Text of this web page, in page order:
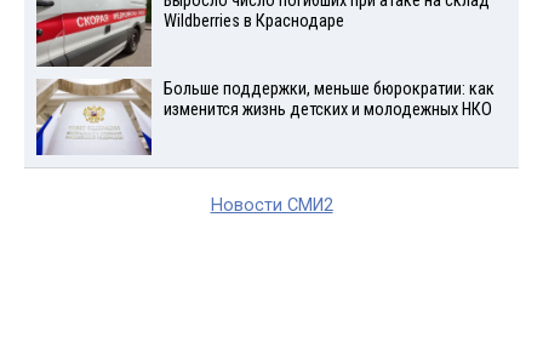
Wildberries в Краснодаре
Больше поддержки, меньше бюрократии: как
изменится жизнь детских и молодежных НКО
Новости СМИ2